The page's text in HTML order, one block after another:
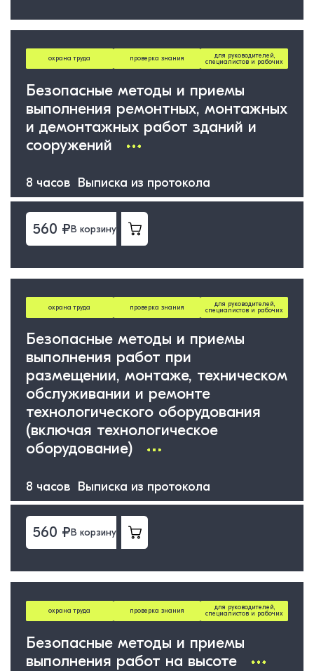
охрана труда проверка знания
для руководителей,
специалистов и рабочих
Безопасные методы и приемы
выполнения ремонтных, монтажных
и демонтажных работ зданий и
сооружений
8 часов Выписка из протокола
560 ₽В корзину
охрана труда проверка знания
для руководителей,
специалистов и рабочих
Безопасные методы и приемы
выполнения работ при
размещении, монтаже, техническом
обслуживании и ремонте
технологического оборудования
(включая технологическое
оборудование)
8 часов Выписка из протокола
560 ₽В корзину
охрана труда проверка знания
для руководителей,
специалистов и рабочих
Безопасные методы и приемы
выполнения работ на высоте